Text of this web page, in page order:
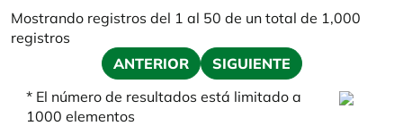
Mostrando registros del 1 al 50 de un total de 1,000
registros
ANTERIOR
SIGUIENTE
* El número de resultados está limitado a
1000 elementos